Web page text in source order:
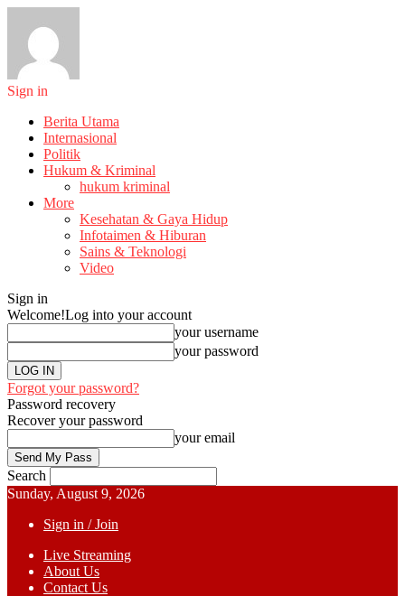
Sign in
Berita Utama
Internasional
Politik
Hukum & Kriminal
hukum kriminal
More
Kesehatan & Gaya Hidup
Infotaimen & Hiburan
Sains & Teknologi
Video
Sign in
Welcome!Log into your account
your username
your password
Forgot your password?
Password recovery
Recover your password
your email
Search
Sunday, August 9, 2026
Sign in / Join
Live Streaming
About Us
Contact Us